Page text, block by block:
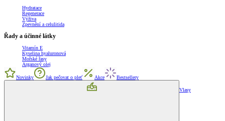
Hydratace
Regenerace
Výživa
Zpevnění a celulitida
Řady a účinné látky
Vitamín E
Kyselina hyaluronová
Mořské řasy
Arganový olej
Novinky Jak pečovat o pleť Akce Bestsellery
Vlasy